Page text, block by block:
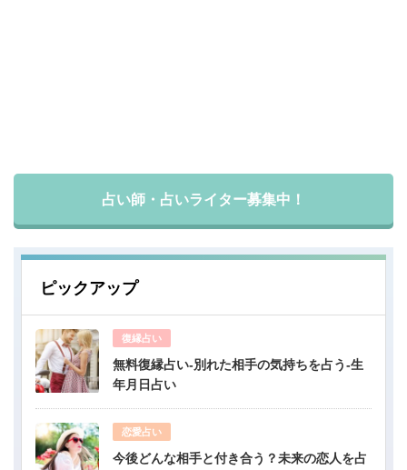
占い師・占いライター募集中！
ピックアップ
復縁占い
無料復縁占い-別れた相手の気持ちを占う-生
年月日占い
恋愛占い
今後どんな相手と付き合う？未来の恋人を占